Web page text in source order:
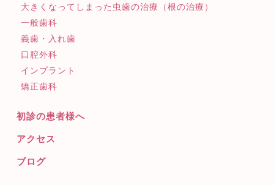
大きくなってしまった虫歯の治療（根の治療）
一般歯科
義歯・入れ歯
口腔外科
インプラント
矯正歯科
初診の患者様へ
アクセス
ブログ